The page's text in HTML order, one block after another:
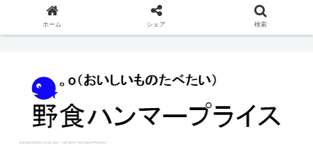
ホーム シェア 検索